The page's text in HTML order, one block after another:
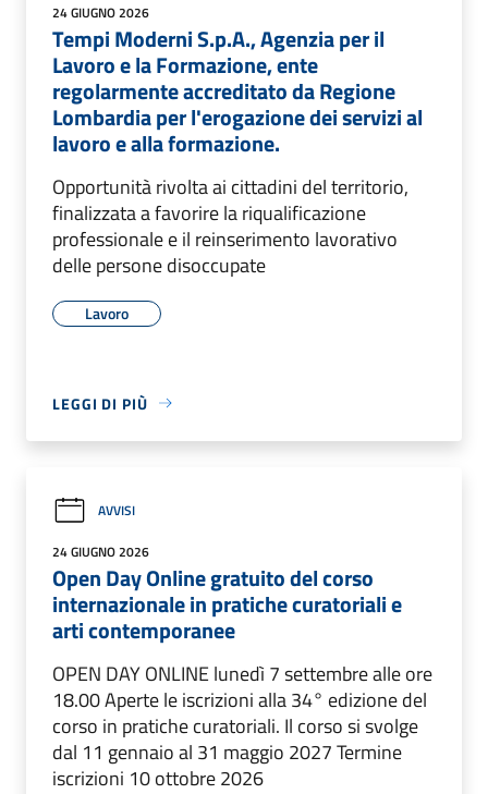
24 GIUGNO 2026
Tempi Moderni S.p.A., Agenzia per il
Lavoro e la Formazione, ente
regolarmente accreditato da Regione
Lombardia per l'erogazione dei servizi al
lavoro e alla formazione.
Opportunità rivolta ai cittadini del territorio,
finalizzata a favorire la riqualificazione
professionale e il reinserimento lavorativo
delle persone disoccupate
Lavoro
LEGGI DI PIÙ
AVVISI
24 GIUGNO 2026
Open Day Online gratuito del corso
internazionale in pratiche curatoriali e
arti contemporanee
OPEN DAY ONLINE lunedì 7 settembre alle ore
18.00 Aperte le iscrizioni alla 34° edizione del
corso in pratiche curatoriali. Il corso si svolge
dal 11 gennaio al 31 maggio 2027 Termine
iscrizioni 10 ottobre 2026